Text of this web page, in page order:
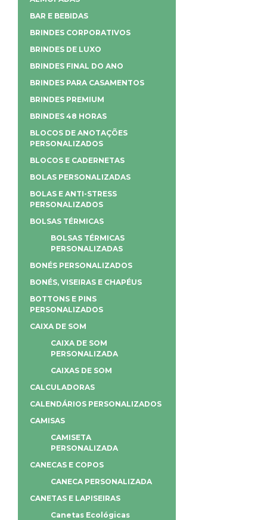
BAR E BEBIDAS
BRINDES CORPORATIVOS
BRINDES DE LUXO
BRINDES FINAL DO ANO
BRINDES PARA CASAMENTOS
BRINDES PREMIUM
BRINDES 48 HORAS
BLOCOS DE ANOTAÇÕES
PERSONALIZADOS
BLOCOS E CADERNETAS
BOLAS PERSONALIZADAS
BOLAS E ANTI-STRESS
PERSONALIZADOS
BOLSAS TÉRMICAS
BOLSAS TÉRMICAS
PERSONALIZADAS
BONÉS PERSONALIZADOS
BONÉS, VISEIRAS E CHAPÉUS
BOTTONS E PINS
PERSONALIZADOS
CAIXA DE SOM
CAIXA DE SOM
PERSONALIZADA
CAIXAS DE SOM
CALCULADORAS
CALENDÁRIOS PERSONALIZADOS
CAMISAS
CAMISETA
PERSONALIZADA
CANECAS E COPOS
CANECA PERSONALIZADA
CANETAS E LAPISEIRAS
Canetas Ecológicas